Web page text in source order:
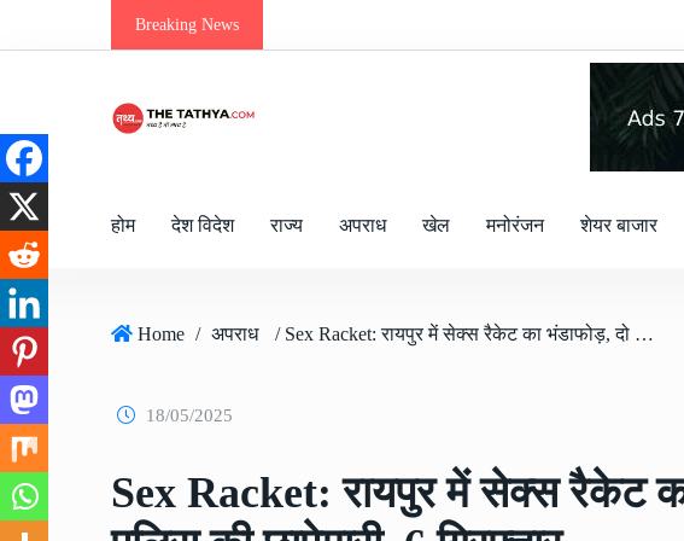
Breaking News
होम देश विदेश राज्य अपराध खेल मनोरंजन शेयर बाजार
Home / अपराध / Sex Racket: रायपुर में सेक्स रैकेट का भंडाफोड़, दो होटलों में पुलिस की छापेमारी, 6 गिरफ्तार
18/05/2025
Sex Racket: रायपुर में सेक्स रैकेट